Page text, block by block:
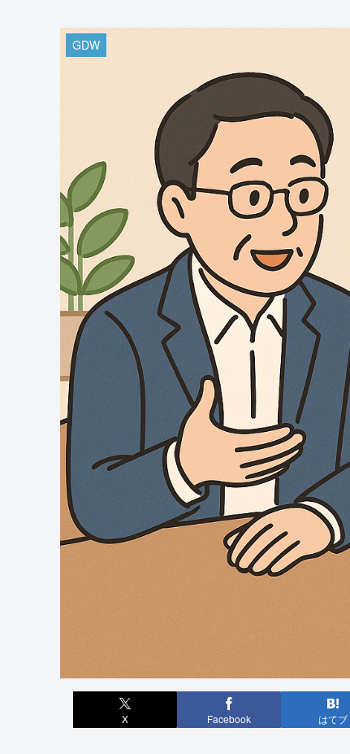
GDW
X Facebook はてブ